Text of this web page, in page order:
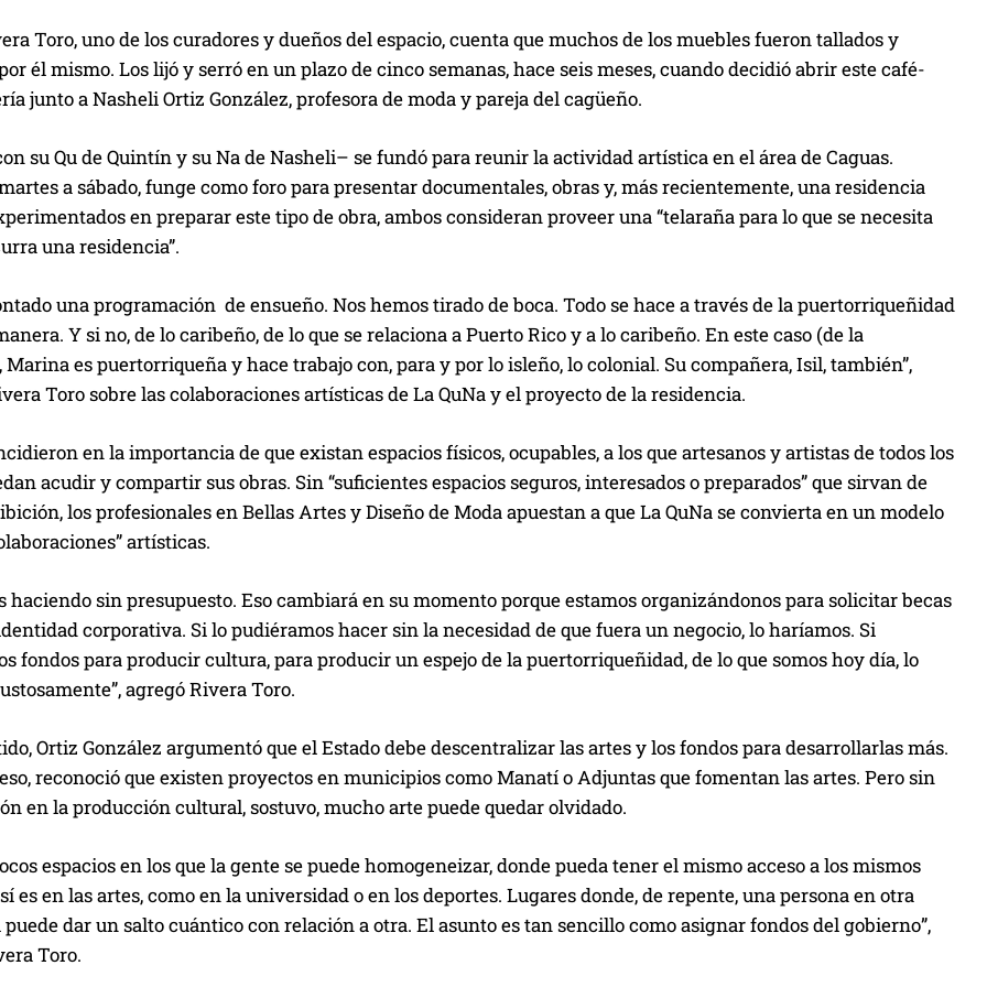
Toro, uno de los curadores y dueños del espacio, cuenta que muchos de los muebles fueron tallados y
él mismo. Los lijó y serró en un plazo de cinco semanas, hace seis meses, cuando decidió abrir este café-
junto a Nasheli Ortiz González, profesora de moda y pareja del cagüeño.
su Qu de Quintín y su Na de Nasheli– se fundó para reunir la actividad artística en el área de Caguas.
a sábado, funge como foro para presentar documentales, obras y, más recientemente, una residencia
en preparar este tipo de obra, ambos consideran proveer una “telaraña para lo que se necesita
una residencia”.
una programación de ensueño. Nos hemos tirado de boca. Todo se hace a través de la puertorriqueñidad
Y si no, de lo caribeño, de lo que se relaciona a Puerto Rico y a lo caribeño. En este caso (de la
Marina es puertorriqueña y hace trabajo con, para y por lo isleño, lo colonial. Su compañera, Isil, también”,
Toro sobre las colaboraciones artísticas de La QuNa y el proyecto de la residencia.
en la importancia de que existan espacios físicos, ocupables, a los que artesanos y artistas de todos los
acudir y compartir sus obras. Sin “suficientes espacios seguros, interesados o preparados” que sirvan de
los profesionales en Bellas Artes y Diseño de Moda apuestan a que La QuNa se convierta en un modelo
artísticas.
haciendo sin presupuesto. Eso cambiará en su momento porque estamos organizándonos para solicitar becas
corporativa. Si lo pudiéramos hacer sin la necesidad de que fuera un negocio, lo haríamos. Si
fondos para producir cultura, para producir un espejo de la puertorriqueñidad, de lo que somos hoy día, lo
agregó Rivera Toro.
Ortiz González argumentó que el Estado debe descentralizar las artes y los fondos para desarrollarlas más.
reconoció que existen proyectos en municipios como Manatí o Adjuntas que fomentan las artes. Pero sin
en la producción cultural, sostuvo, mucho arte puede quedar olvidado.
espacios en los que la gente se puede homogeneizar, donde pueda tener el mismo acceso a los mismos
es en las artes, como en la universidad o en los deportes. Lugares donde, de repente, una persona en otra
puede dar un salto cuántico con relación a otra. El asunto es tan sencillo como asignar fondos del gobierno”,
Toro.